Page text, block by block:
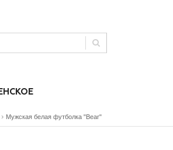
Безрукавки
Джинсы, штаны и шорты
› Мужская белая футболка "Bear"